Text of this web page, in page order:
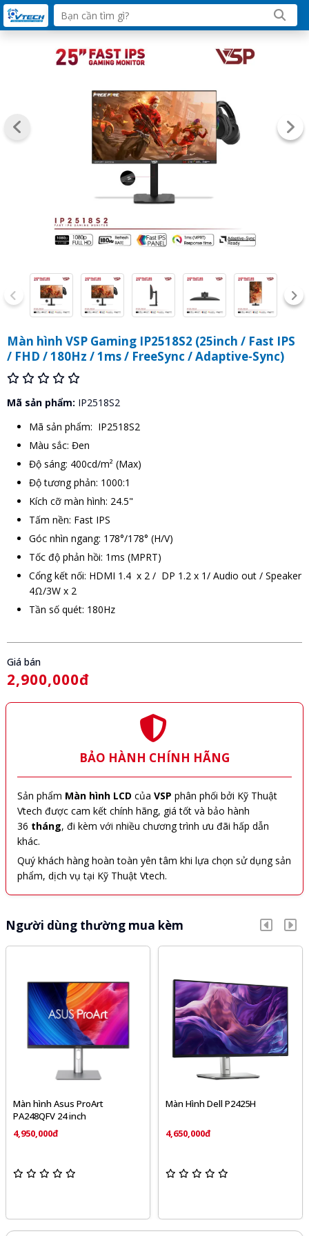
Màn hình VSP Gaming IP2518S2 (25inch / Fast IPS
/ FHD / 180Hz / 1ms / FreeSync / Adaptive-Sync)
Mã sản phẩm: IP2518S2
Mã sản phẩm: IP2518S2
Màu sắc: Đen
Độ sáng: 400cd/m² (Max)
Độ tương phản: 1000:1
Kích cỡ màn hình: 24.5"
Tấm nền: Fast IPS
Góc nhìn ngang: 178°/178° (H/V)
Tốc độ phản hồi: 1ms (MPRT)
Cổng kết nối: HDMI 1.4 x 2 / DP 1.2 x 1/ Audio out / Speaker
4Ω/3W x 2
Tần số quét: 180Hz
Giá bán
2,900,000đ
BẢO HÀNH CHÍNH HÃNG
Sản phẩm Màn hình LCD của VSP phân phối bởi Kỹ Thuật
Vtech được cam kết chính hãng, giá tốt và bảo hành
36 tháng, đi kèm với nhiều chương trình ưu đãi hấp dẫn
khác.
Quý khách hàng hoàn toàn yên tâm khi lựa chọn sử dụng sản
phẩm, dịch vụ tại Kỹ Thuật Vtech.
Người dùng thường mua kèm
Màn hình Asus ProArt
PA248QFV 24 inch
4,950,000đ
Màn Hình Dell P2425H
4,650,000đ